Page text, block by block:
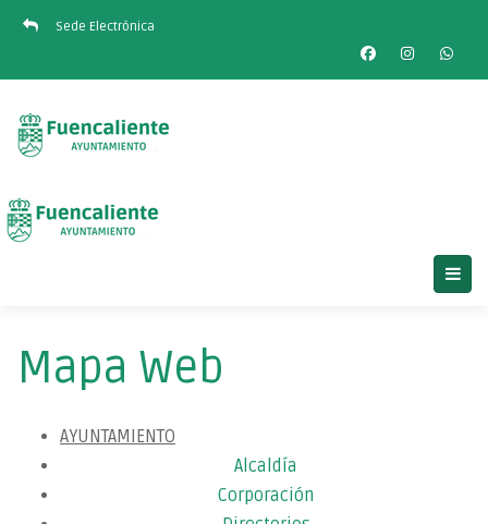
Sede Electrónica
Mapa Web
AYUNTAMIENTO
Alcaldía
Corporación